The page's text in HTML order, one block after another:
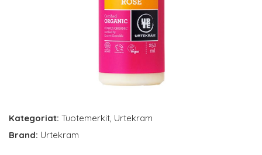
Kategoriat: Tuotemerkit, Urtekram
Brand: Urtekram